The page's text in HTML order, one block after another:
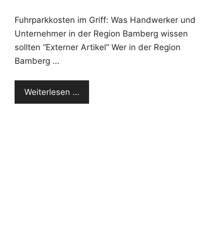
Fuhrparkkosten im Griff: Was Handwerker und
Unternehmer in der Region Bamberg wissen
sollten “Externer Artikel” Wer in der Region
Bamberg …
Weiterlesen …